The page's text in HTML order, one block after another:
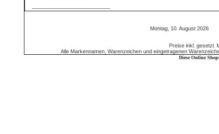
Montag, 10. August 2026
Preise inkl. gesetzl.
Alle Markennamen, Warenzeichen und eingetragenen
Diese Online